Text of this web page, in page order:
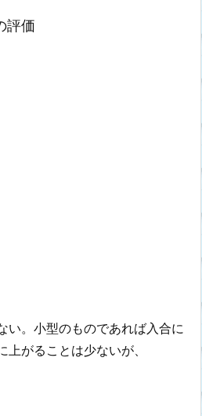
評価
い。小型のものであれば入合に
がることは少ないが、